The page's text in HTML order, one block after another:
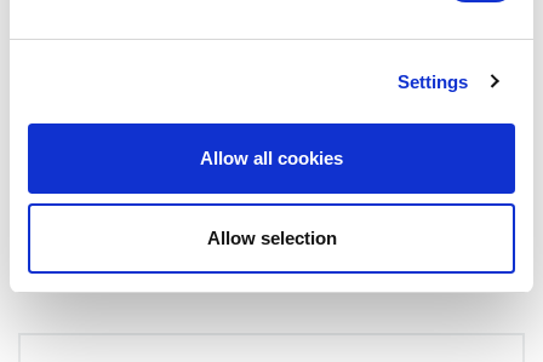
We use cookies to personalise content and ads, to
We also share information about your use of our site with
our social media, advertising and analytics partners who
may combine it with other information that you’ve
Settings
Allow all cookies
Allow selection
Next: Reddit en Threads zijn nu beschikbaar in